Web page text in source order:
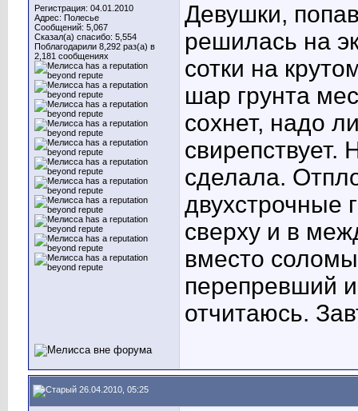
Регистрация: 04.01.2010
Адрес: Полесье
Сообщений: 5,067
Сказал(а) спасибо: 5,554
Поблагодарили 8,292 раз(а) в
2,181 сообщениях
Девушки,
решилась на
сотки на
шар грунта
сохнет, надо
свирепствует.
сделала.
двухстрочные
сверху и в
вместо
перепревший и
отчитаюсь.
26.04.2010, 05:25